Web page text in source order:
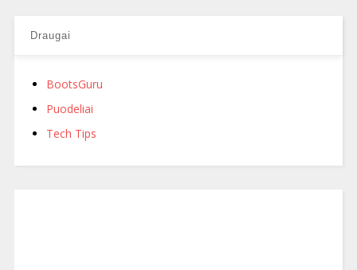
Draugai
BootsGuru
Puodeliai
Tech Tips